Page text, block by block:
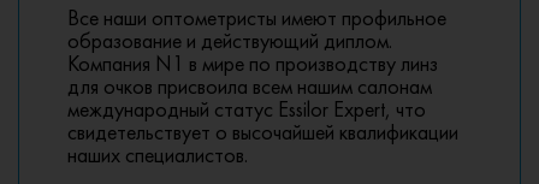
Все наши оптометристы имеют профильное
образование и действующий диплом.
Компания N1 в мире по производству линз
для очков присвоила всем нашим салонам
международный статус Essilor Expert, что
свидетельствует о высочайшей квалификации
наших специалистов.